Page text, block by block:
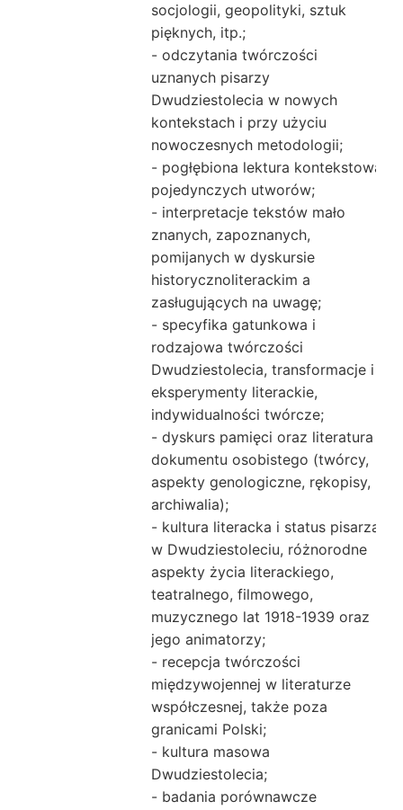
socjologii, geopolityki, sztuk
pięknych, itp.;
- odczytania twórczości
uznanych pisarzy
Dwudziestolecia w nowych
kontekstach i przy użyciu
nowoczesnych metodologii;
- pogłębiona lektura kontekstowa
pojedynczych utworów;
- interpretacje tekstów mało
znanych, zapoznanych,
pomijanych w dyskursie
historycznoliterackim a
zasługujących na uwagę;
- specyfika gatunkowa i
rodzajowa twórczości
Dwudziestolecia, transformacje i
eksperymenty literackie,
indywidualności twórcze;
- dyskurs pamięci oraz literatura
dokumentu osobistego (twórcy,
aspekty genologiczne, rękopisy,
archiwalia);
- kultura literacka i status pisarza
w Dwudziestoleciu, różnorodne
aspekty życia literackiego,
teatralnego, filmowego,
muzycznego lat 1918-1939 oraz
jego animatorzy;
- recepcja twórczości
międzywojennej w literaturze
współczesnej, także poza
granicami Polski;
- kultura masowa
Dwudziestolecia;
- badania porównawcze